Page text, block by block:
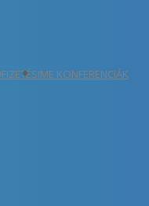
IME KONFERENCIÁK